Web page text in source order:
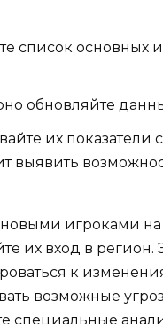
список основных
обновляйте
их показатели
выявить
новыми игроками
их вход в регион.
к
возможные
специальные